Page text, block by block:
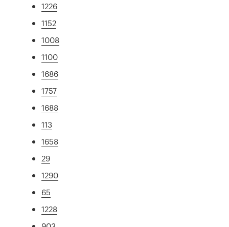
1226
1152
1008
1100
1686
1757
1688
113
1658
29
1290
65
1228